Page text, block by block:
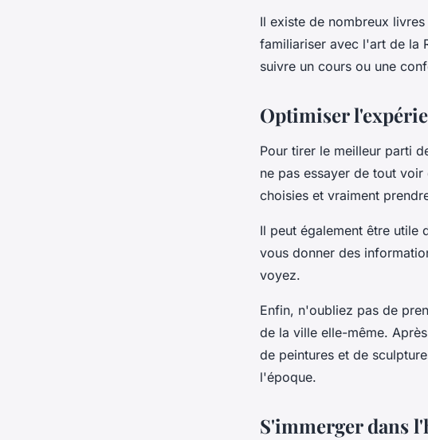
Il existe de nombreux
familiariser avec l'art de la
suivre un cours ou une
Optimiser
Pour tirer le meilleur parti
ne pas essayer de tout
choisies et vraiment
Il peut également être utile
vous donner des
voyez.
Enfin, n'oubliez pas de
de la ville elle-même.
de peintures et de
l'époque.
S'immerger dans